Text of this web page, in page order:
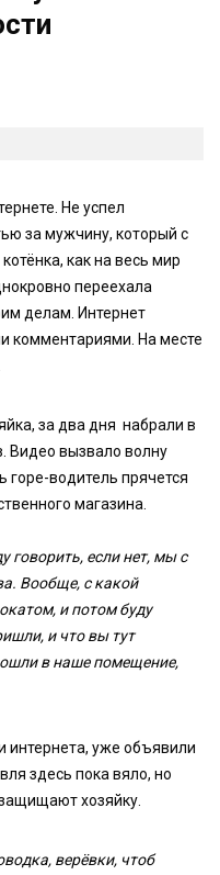
Не успел
за мужчину, который с
как на весь мир
переехала
делам. Интернет
комментариями. На месте
за два дня набрали в
Видео вызвало волну
водитель прячется
магазина.
говорить, если нет, мы с
Вообще, с какой
и потом буду
и что вы тут
в наше помещение,
интернета, уже объявили
здесь пока вяло, но
хозяйку.
верёвки, чтоб